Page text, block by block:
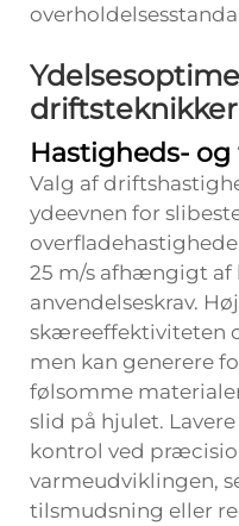
driftsteknikker
Hastigheds-
Valg af
ydeevnen for
25 m/s afhængigt af
anvendelseskrav.
skæreeffektiviteten
men kan generere
følsomme
slid på hjulet.
kontrol ved
varmeudviklingen,
tilsmudsning eller